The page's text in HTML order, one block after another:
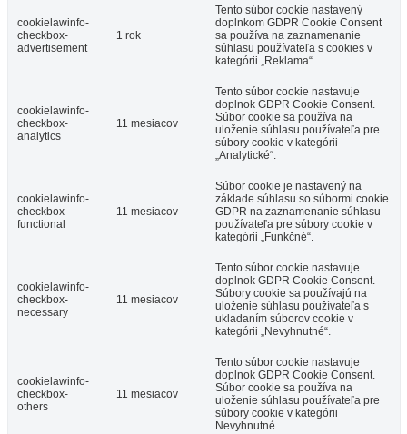
cookielawinfo-
checkbox-
advertisement
1 rok
Tento súbor cookie nastavený
doplnkom GDPR Cookie Consent
sa používa na zaznamenanie
súhlasu používateľa s cookies v
kategórii „Reklama“.
cookielawinfo-
checkbox-
analytics
11 mesiacov
Tento súbor cookie nastavuje
doplnok GDPR Cookie Consent.
Súbor cookie sa používa na
uloženie súhlasu používateľa pre
súbory cookie v kategórii
„Analytické“.
cookielawinfo-
checkbox-
functional
11 mesiacov
Súbor cookie je nastavený na
základe súhlasu so súbormi cookie
GDPR na zaznamenanie súhlasu
používateľa pre súbory cookie v
kategórii „Funkčné“.
cookielawinfo-
checkbox-
necessary
11 mesiacov
Tento súbor cookie nastavuje
doplnok GDPR Cookie Consent.
Súbory cookie sa používajú na
uloženie súhlasu používateľa s
ukladaním súborov cookie v
kategórii „Nevyhnutné“.
cookielawinfo-
checkbox-
others
11 mesiacov
Tento súbor cookie nastavuje
doplnok GDPR Cookie Consent.
Súbor cookie sa používa na
uloženie súhlasu používateľa pre
súbory cookie v kategórii
Nevyhnutné.